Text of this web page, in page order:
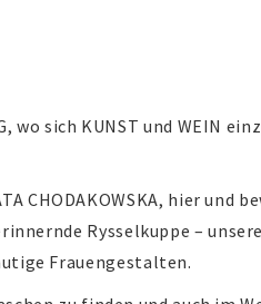
wo sich KUNST und WEIN
CHODAKOWSKA, hier
Rysselkuppe –
Frauengestalten.